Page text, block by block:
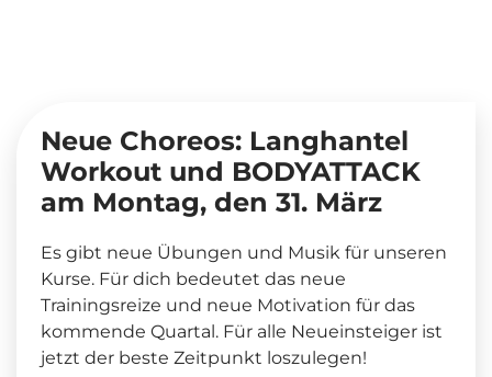
Neue Choreos: Langhantel
Workout und BODYATTACK
am Montag, den 31. März
Es gibt neue Übungen und Musik für unseren
Kurse. Für dich bedeutet das neue
Trainingsreize und neue Motivation für das
kommende Quartal. Für alle Neueinsteiger ist
jetzt der beste Zeitpunkt loszulegen!